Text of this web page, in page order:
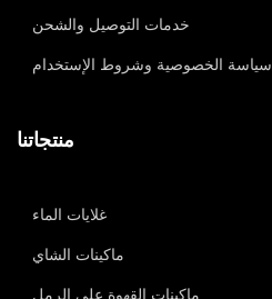
خدمات التوصيل والشحن
سياسة الخصوصية وشروط الإستخدام
منتجاتنا
غلايات الماء
ماكينات الشاي
ماكينات القهوة على الرمل